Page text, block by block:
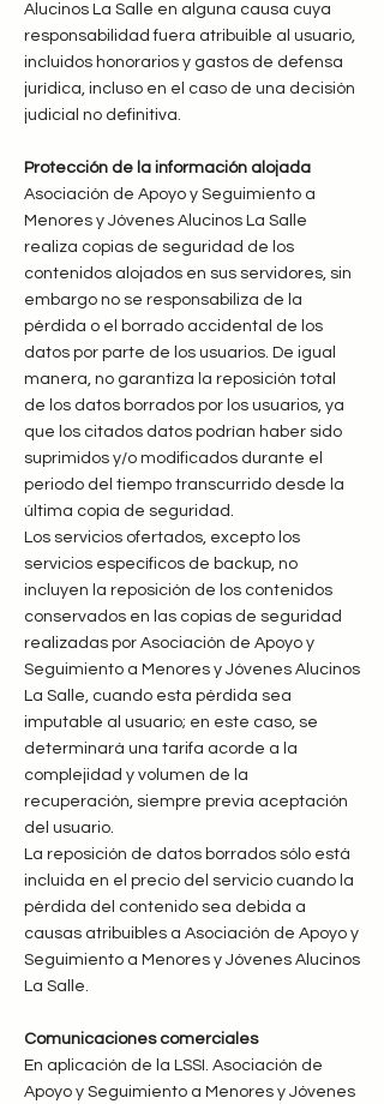
Alucinos La Salle en alguna causa cuya
responsabilidad fuera atribuible al usuario,
incluidos honorarios y gastos de defensa
jurídica, incluso en el caso de una decisión
judicial no definitiva.
Protección de la información alojada
Asociación de Apoyo y Seguimiento a
Menores y Jóvenes Alucinos La Salle
realiza copias de seguridad de los
contenidos alojados en sus servidores, sin
embargo no se responsabiliza de la
pérdida o el borrado accidental de los
datos por parte de los usuarios. De igual
manera, no garantiza la reposición total
de los datos borrados por los usuarios, ya
que los citados datos podrían haber sido
suprimidos y/o modificados durante el
periodo del tiempo transcurrido desde la
última copia de seguridad.
Los servicios ofertados, excepto los
servicios específicos de backup, no
incluyen la reposición de los contenidos
conservados en las copias de seguridad
realizadas por Asociación de Apoyo y
Seguimiento a Menores y Jóvenes Alucinos
La Salle, cuando esta pérdida sea
imputable al usuario; en este caso, se
determinará una tarifa acorde a la
complejidad y volumen de la
recuperación, siempre previa aceptación
del usuario.
La reposición de datos borrados sólo está
incluida en el precio del servicio cuando la
pérdida del contenido sea debida a
causas atribuibles a Asociación de Apoyo y
Seguimiento a Menores y Jóvenes Alucinos
La Salle.
Comunicaciones comerciales
En aplicación de la LSSI. Asociación de
Apoyo y Seguimiento a Menores y Jóvenes